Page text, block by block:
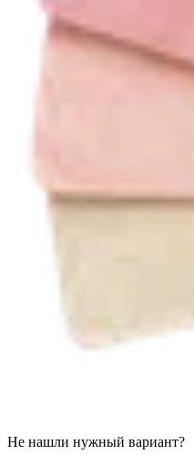
Не нашли нужный вариант?